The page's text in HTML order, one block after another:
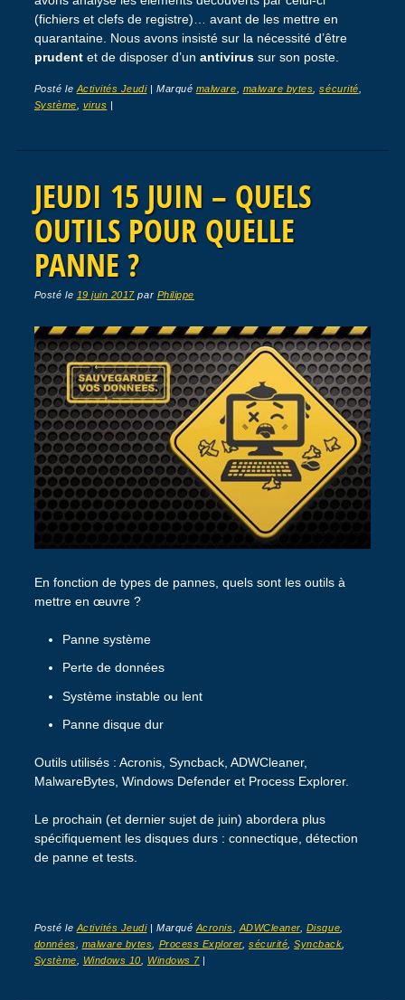
(fichiers et clefs de registre)… avant de les mettre en
quarantaine. Nous avons insisté sur la nécessité d’être
prudentet de disposer d’un antivirussur son poste.
Posté leActivités Jeudi |Marqué malware, malware bytes,sécurité,
Système, virus
JEUDI 15 JUIN – QUELS
OUTILS POUR QUELLE
PANNE ?
Posté le 19 juin 2017 par Philippe
En fonction de types de pannes, quels sont les outils à
mettre en œuvre ?
Panne système
Perte de données
Système instable ou lent
Panne disque dur
Outils utilisés : Acronis, Syncback, ADWCleaner,
MalwareBytes, Windows Defender et Process Explorer.
Le prochain (et dernier sujet de juin) abordera plus
spécifiquement les disques durs : connectique, détection
de panne et tests.
Posté le Activités Jeudi |Marqué Acronis ADWCleaner, Disque
données
malware bytes Process Explorer,sécurité ,Syncback
Système
Windows 10 Windows 7 |